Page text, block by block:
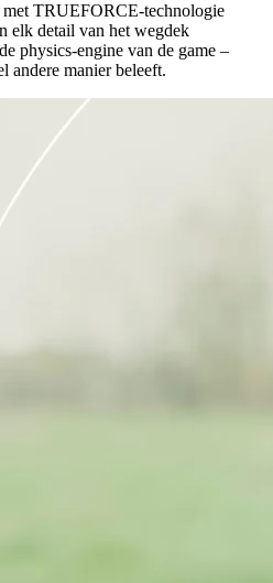
TRUEFORCE-technologie
elk detail van het wegdek
physics-engine van de game –
andere manier beleeft.